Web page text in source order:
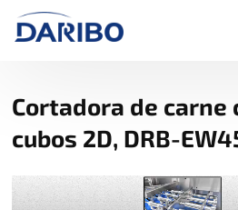
Cortadora de carne
cubos 2D, DRB-